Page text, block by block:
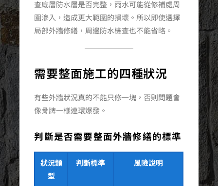
查底層防水層是否完整，雨水可能從修補處周
圍滲入，造成更大範圍的損壞。所以即使選擇
局部外牆修繕，周邊防水檢查也不能省略。
需要整面施工的四種狀況
有些外牆狀況真的不能只修一塊，否則問題會
像骨牌一樣連環爆發。
判斷是否需要整面外牆修繕的標準
狀況類
型
判斷標準 風險說明